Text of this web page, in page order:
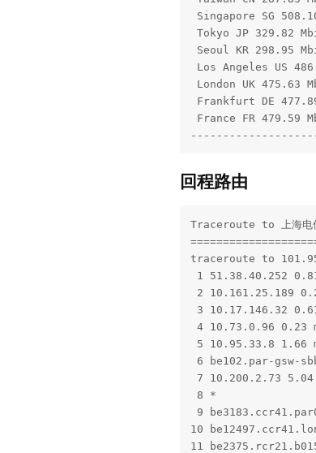
Singapore SG
Tokyo JP 329.82
Seoul KR 298.95
Los Angeles US
London UK 475.63
Frankfurt DE
France FR 479.59
回程路由
Traceroute to 上海电
traceroute to
1 51.38.40.252 0.81
2 10.161.25.189
3 10.17.146.32
4 10.73.0.96 0.23
5 10.95.33.8 1.66
6 be102.par-gsw-
7 10.200.2.73 5.04
8 *
9
10
11